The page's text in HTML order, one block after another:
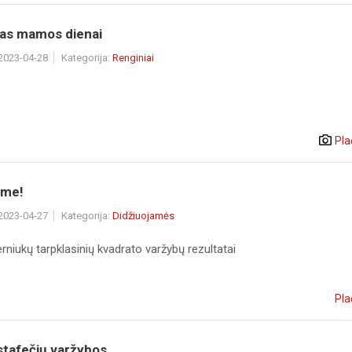
mamos dienai
04-28 Kategorija: Renginiai
04-27 Kategorija: Didžiuojamės
tarpklasinių kvadrato varžybų rezultatai